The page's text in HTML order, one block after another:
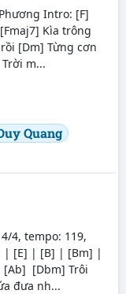
Intro: [F]
Kìa trông
[Dm] Từng cơn
m...
Quang
4, tempo: 119,
| [E] | [B] | [Bm] |
[Dbm] Trôi
đưa nh...